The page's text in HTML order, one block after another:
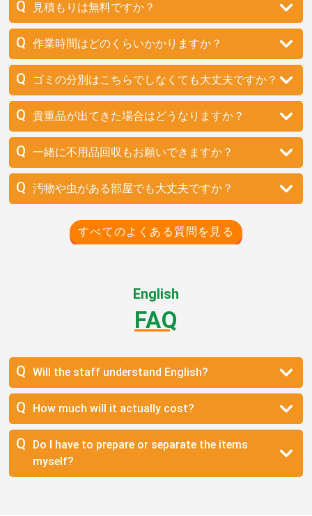
見積もりは無料ですか？
作業時間はどのくらいかかりますか？
ゴミの分別はこちらでしなくても大丈夫ですか？
貴重品が出てきた場合はどうなりますか？
一緒に不用品回収もお願いできますか？
汚物や虫がある部屋でも大丈夫ですか？
すべてのよくある質問を見る
English
FAQ
Will the staff understand English?
How much will it actually cost?
Do I have to prepare or separate the items
myself?